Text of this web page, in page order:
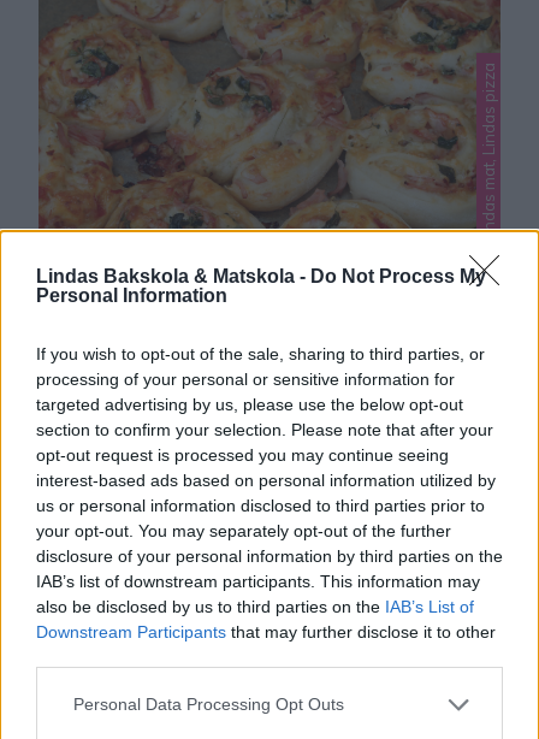
Lindas Bakskola & Matskola - Do Not Process My
Personal Information
If you wish to opt-out of the sale, sharing to third parties, or
processing of your personal or sensitive information for
targeted advertising by us, please use the below opt-out
section to confirm your selection. Please note that after your
opt-out request is processed you may continue seeing
interest-based ads based on personal information utilized by
us or personal information disclosed to third parties prior to
your opt-out. You may separately opt-out of the further
disclosure of your personal information by third parties on the
IAB’s list of downstream participants. This information may
also be disclosed by us to third parties on the IAB’s List of
Downstream Participants that may further disclose it to other
Personal Data Processing Opt Outs
Lindas bullar, Lindas mat, Lindas pizza
PIZZABULLAR
Pizzabullar är så gott att ta med sig ut på utflykten
eller varför inte baka en sats och frysa in och ta fram
när man är sugen. Barnen kan själva tina dem i mikron
och äta dem till mellis. De passar också bra på en
läcker buffé eller till en fräsch sallad. Tips! Baka …
1